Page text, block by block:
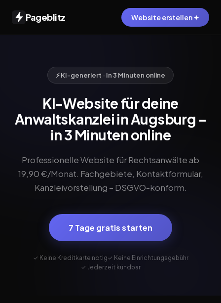
Pageblitz Website erstellen ✦
⚡ KI-generiert · In 3 Minuten online
KI-Website für deine
Anwaltskanzlei in Augsburg –
in 3 Minuten online
Professionelle Website für Rechtsanwälte ab
19,90 €/Monat. Fachgebiete, Kontaktformular,
Kanzleivorstellung – DSGVO-konform.
7 Tage gratis starten
✓ Keine Kreditkarte nötig✓ Keine Einrichtungsgebühr
✓ Jederzeit kündbar